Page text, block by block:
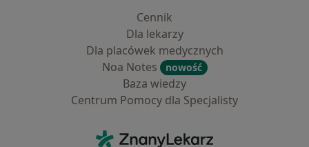
Cennik
Dla lekarzy
Dla placówek medycznych
Noa Notes
nowość
Baza wiedzy
Centrum Pomocy dla Specjalisty
ZnanyLekarz - Strona główna